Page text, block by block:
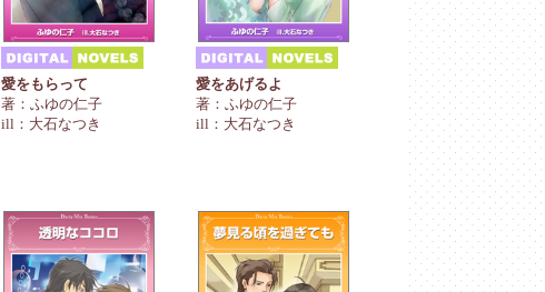
愛をもらって
著：ふゆの仁子
ill：大石なつき
愛をあげるよ
著：ふゆの仁子
ill：大石なつき